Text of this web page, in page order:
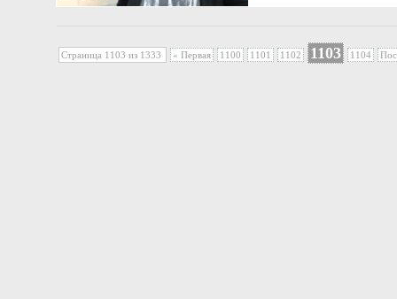
Страница 1103 из 1333 « Первая 1100 1101 1102 1103 1104